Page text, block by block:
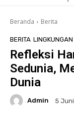
Beranda Berita
BERITA LINGKUNGAN
Refleksi
Sedunia,
Dunia
Admin 5